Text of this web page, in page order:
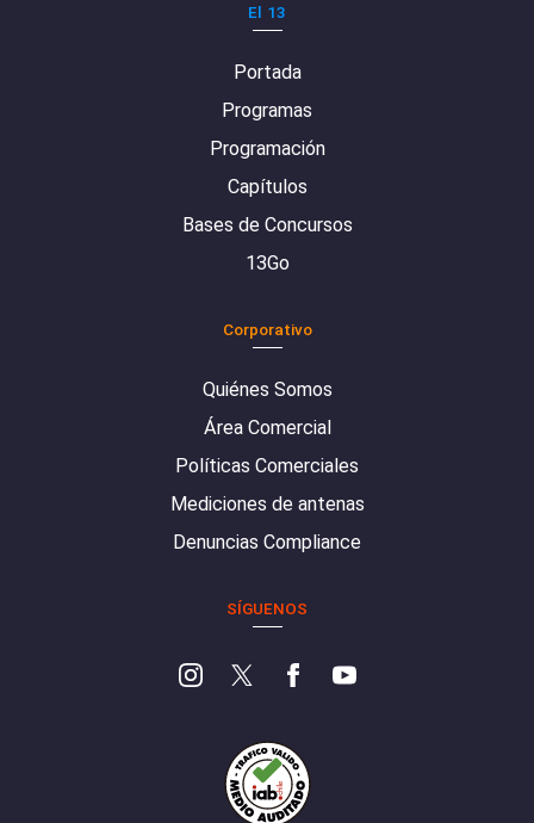
El 13
Portada
Programas
Programación
Capítulos
Bases de Concursos
13Go
Corporativo
Quiénes Somos
Área Comercial
Políticas Comerciales
Mediciones de antenas
Denuncias Compliance
SÍGUENOS